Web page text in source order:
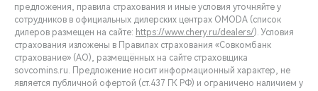
предложения, правила страхования и иные условия уточняйте у
сотрудников в официальных дилерских центрах OMODA (список
дилеров размещен на сайте: https://www.chery.ru/dealers/). Условия
страхования изложены в Правилах страхования «Совкомбанк
страхование» (АО), размещённых на сайте страховщика
sovcomins.ru. Предложение носит информационный характер, не
является публичной офертой (ст.437 ГК РФ) и ограничено наличием у